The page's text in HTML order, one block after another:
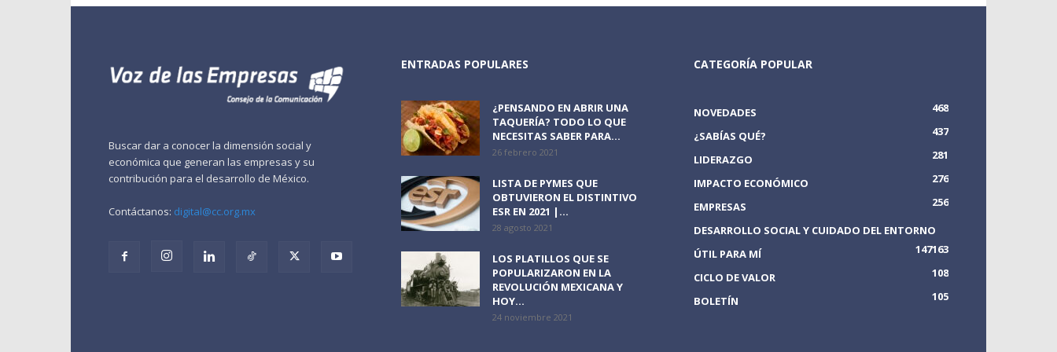
Buscar dar a conocer la dimensión social y
económica que generan las empresas y su
contribución para el desarrollo de México.
Contáctanos: digital@cc.org.mx
ENTRADAS POPULARES
¿PENSANDO EN ABRIR UNA
TAQUERÍA? TODO LO QUE
NECESITAS SABER PARA...
26 febrero 2021
LISTA DE PYMES QUE
OBTUVIERON EL DISTINTIVO
ESR EN 2021 |...
28 agosto 2021
LOS PLATILLOS QUE SE
POPULARIZARON EN LA
REVOLUCIÓN MEXICANA Y
HOY...
24 noviembre 2021
CATEGORÍA POPULAR
NOVEDADES
468
¿SABÍAS QUÉ?
437
LIDERAZGO
281
IMPACTO ECONÓMICO
276
EMPRESAS
256
DESARROLLO SOCIAL Y CUIDADO DEL ENTORNO
163
ÚTIL PARA MÍ
147
CICLO DE VALOR
108
BOLETÍN
105